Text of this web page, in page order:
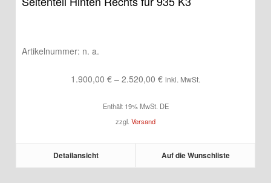
Artikelnummer: n. a.
1.900,00 € – 2.520,00 €Preisspanne:
bis
inkl. MwSt.
Enthält 19% MwSt. DE
zzgl. Versand
Detailansicht Auf die Wunschliste